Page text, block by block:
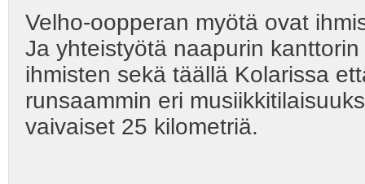
Velho-oopperan myötä ovat
Ja yhteistyötä naapurin
ihmisten sekä täällä Kolarissa
runsaammin eri
vaivaiset 25 kilometriä.